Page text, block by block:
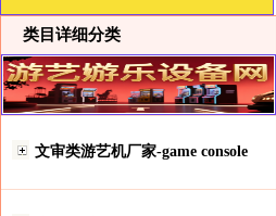
类目详细分类
文审类游艺机厂家-game console